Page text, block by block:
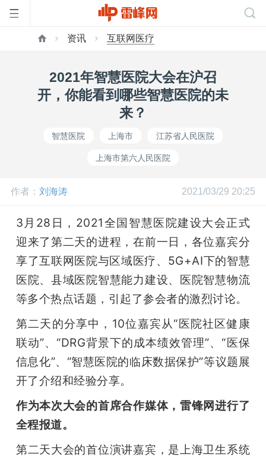
页
网
开
课
活
动
中
心
资讯 互联网医疗
2021年智慧医院大会在沪召
开，你能看到哪些智慧医院的未
来？
智慧医院 上海市 江苏省人民医院
上海市第六人民医院
作者： 刘海涛 2021/03/29 20:25
3月28日，2021全国智慧医院建设大会正式
迎来了第二天的进程，在前一日，各位嘉宾分
享了互联网医院与区域医疗、5G+AI下的智慧
医院、县域医院智慧能力建设、医院智慧物流
等多个热点话题，引起了参会者的激烈讨论。
第二天的分享中，10位嘉宾从“医院社区健康
联动”、“DRG背景下的成本绩效管理”、“医保
信息化”、“智慧医院的临床数据保护”等议题展
开了介绍和经验分享。
作为本次大会的首席合作媒体，雷锋网进行了
全程报道。
第二天大会的首位演讲嘉宾，是上海卫生系统